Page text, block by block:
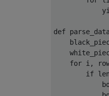
def
for i,
if